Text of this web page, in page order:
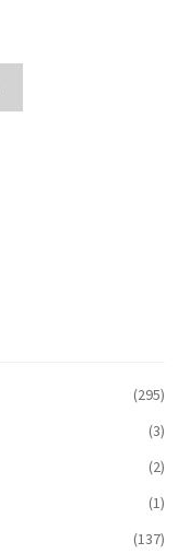
(295)
(3)
(2)
(1)
(137)